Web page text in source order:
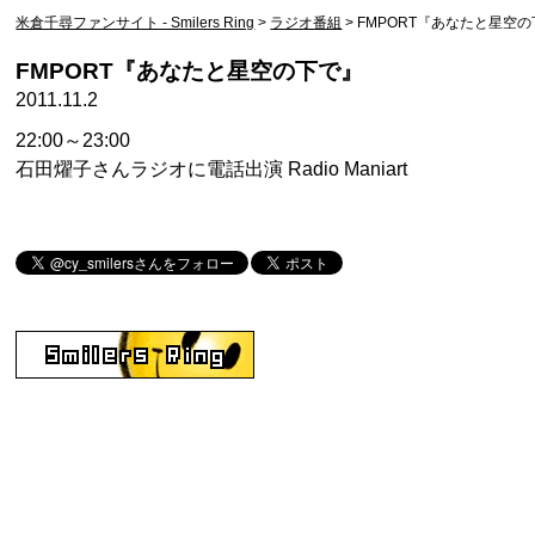
米倉千尋ファンサイト - Smilers Ring > ラジオ番組 > FMPORT『あなたと星空
FMPORT『あなたと星空の下で』
2011.11.2
22:00～23:00
石田燿子さんラジオに電話出演 Radio Maniart